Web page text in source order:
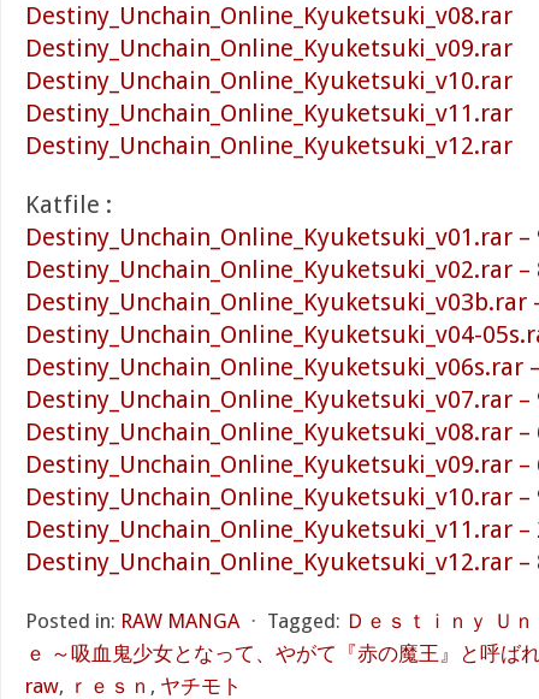
Destiny_Unchain_Online_Kyuketsuki_v08.rar
Destiny_Unchain_Online_Kyuketsuki_v09.rar
Destiny_Unchain_Online_Kyuketsuki_v10.rar
Destiny_Unchain_Online_Kyuketsuki_v11.rar
Destiny_Unchain_Online_Kyuketsuki_v12.rar
Katfile :
Destiny_Unchain_Online_Kyuketsuki_v01.rar –
Destiny_Unchain_Online_Kyuketsuki_v02.rar –
Destiny_Unchain_Online_Kyuketsuki_v03b.rar
Destiny_Unchain_Online_Kyuketsuki_v04-
Destiny_Unchain_Online_Kyuketsuki_v06s.rar
Destiny_Unchain_Online_Kyuketsuki_v07.rar –
Destiny_Unchain_Online_Kyuketsuki_v08.rar –
Destiny_Unchain_Online_Kyuketsuki_v09.rar –
Destiny_Unchain_Online_Kyuketsuki_v10.rar –
Destiny_Unchain_Online_Kyuketsuki_v11.rar –
Destiny_Unchain_Online_Kyuketsuki_v12.rar –
Posted in: RAW MANGA ⋅ Tagged: Ｄｅｓｔｉｎｙ Ｕ
ｅ ～吸血鬼少女となって、やがて『赤の魔王』と呼ば
raw, ｒｅｓｎ , ヤチモト